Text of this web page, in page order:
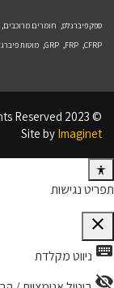
ספק פיברגלס, חומרים מרוכבים,
CFRP,
FRP,
GRP, מוטות
© 2023 All Rights Reserved. מפעל פס-גון יצרן פרופילי פיברגלס
Site by Imaginet
תפריט נגישות
close
פתיחה וסגירה שלkeyboard ניווט מקלדת
visibility_off